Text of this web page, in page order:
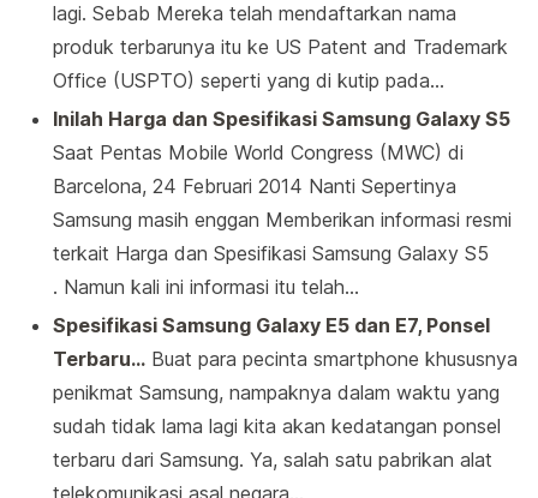
lagi. Sebab Mereka telah mendaftarkan nama
produk terbarunya itu ke US Patent and Trademark
Office (USPTO) seperti yang di kutip pada…
Inilah Harga dan Spesifikasi Samsung Galaxy S5
Saat Pentas Mobile World Congress (MWC) di
Barcelona, 24 Februari 2014 Nanti Sepertinya
Samsung masih enggan Memberikan informasi resmi
terkait Harga dan Spesifikasi Samsung Galaxy S5
. Namun kali ini informasi itu telah…
Spesifikasi Samsung Galaxy E5 dan E7, Ponsel
Terbaru… Buat para pecinta smartphone khususnya
penikmat Samsung, nampaknya dalam waktu yang
sudah tidak lama lagi kita akan kedatangan ponsel
terbaru dari Samsung. Ya, salah satu pabrikan alat
telekomunikasi asal negara…